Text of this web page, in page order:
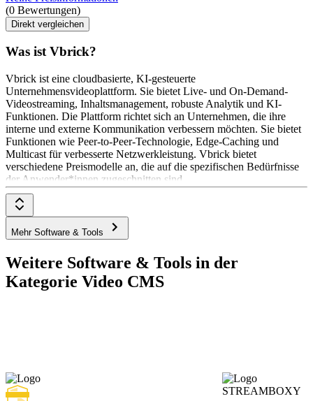
(0 Bewertungen)
Direkt vergleichen
Was ist Vbrick?
Vbrick ist eine cloudbasierte, KI-gesteuerte
Unternehmensvideoplattform. Sie bietet Live- und On-Demand-
Videostreaming, Inhaltsmanagement, robuste Analytik und KI-
Funktionen. Die Plattform richtet sich an Unternehmen, die ihre
interne und externe Kommunikation verbessern möchten. Sie bietet
Funktionen wie Peer-to-Peer-Technologie, Edge-Caching und
Multicast für verbesserte Netzwerkleistung. Vbrick bietet
verschiedene Preismodelle an, die auf die spezifischen Bedürfnisse
der Anwender*innen zugeschnitten sind.
Mehr Software & Tools
Weitere Software & Tools in der
Kategorie Video CMS
STREAMBOXY